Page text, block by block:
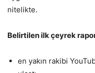
nitelikte.
Belirtilen ilk çeyrek
en yakın rakibi